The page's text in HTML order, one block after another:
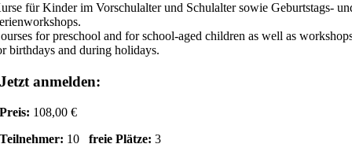
für Kinder im Vorschulalter und Schulalter sowie Geburtstags-
for preschool and for school-aged children as well as
birthdays and during holidays.
Jetzt anmelden:
Preis: 108,00 €
Teilnehmer: 10freie Plätze: 3